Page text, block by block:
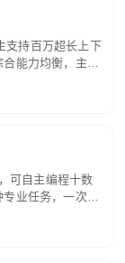
支持百万超长上下
能力均衡，主打
础 RAG、批量
可自主编程十数
业任务，一次对
执行与验证全流
务中自主规划与